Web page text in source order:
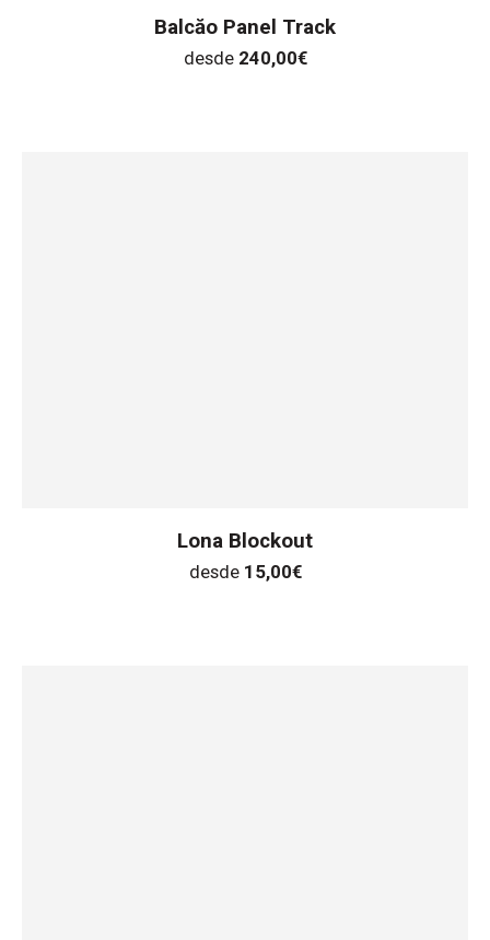
Balcăo Panel Track
desde 240,00€
Lona Blockout
desde 15,00€